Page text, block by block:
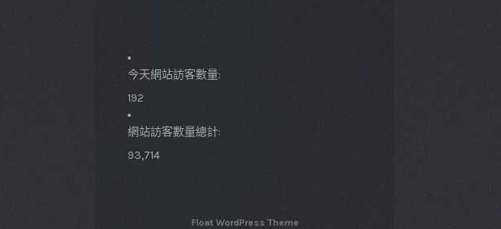
今天網站訪客數量:
192
網站訪客數量總計:
93,714
Float WordPress Theme